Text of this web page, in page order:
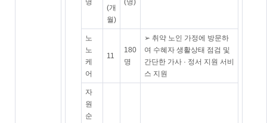
명
(개
월)
(명)
노
노
케
어
11
180
명
➢ 취약 노인 가정에 방문하
여 수혜자 생활상태 점검 및
간단한 가사 · 정서 지원 서비
스 지원
자
원
순